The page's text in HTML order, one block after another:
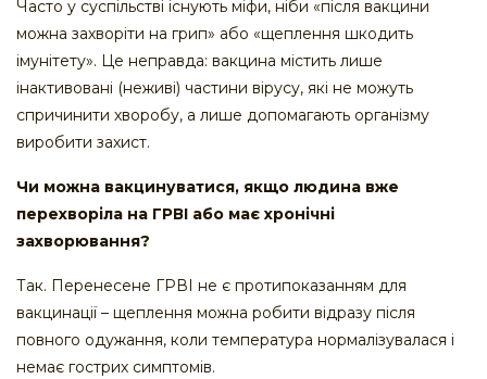
Часто у суспільстві існують міфи, ніби «після вакцини
можна захворіти на грип» або «щеплення шкодить
імунітету». Це неправда: вакцина містить лише
інактивовані (неживі) частини вірусу, які не можуть
спричинити хворобу, а лише допомагають організму
виробити захист.
Чи можна вакцинуватися, якщо людина вже
перехворіла на ГРВІ або має хронічні
захворювання?
Так. Перенесене ГРВІ не є протипоказанням для
вакцинації – щеплення можна робити відразу після
повного одужання, коли температура нормалізувалася і
немає гострих симптомів.